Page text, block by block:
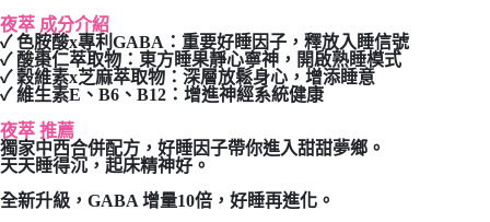
付款後7-11取貨
每筆NT$80，滿NT$490(含以上)免運費
宅配
每筆NT$80，滿NT$490(含以上)免運費
夜萃 成分介紹
✓ 色胺酸x專利GABA：重要好睡因子，釋放入睡信號
✓ 酸棗仁萃取物：東方睡果靜心寧神，開啟熟睡模式
✓ 穀維素x芝麻萃取物：深層放鬆身心，增添睡意
✓ 維生素E、B6、B12：增進神經系統健康
夜萃 推薦
獨家中西合併配方，好睡因子帶你進入甜甜夢鄉。
天天睡得沉，起床精神好。
全新升級，GABA 增量10倍，好睡再進化。